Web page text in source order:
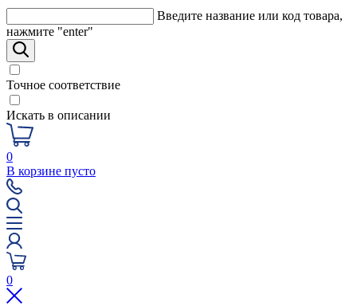
Введите название или код товара,
нажмите "enter"
Точное соответствие
Искать в описании
0
В корзине пусто
0